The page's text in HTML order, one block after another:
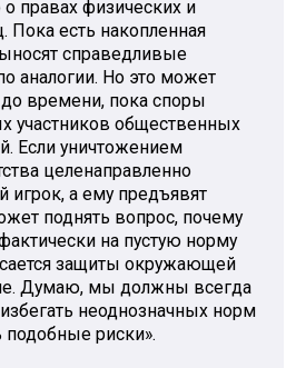
о правах физических и
Пока есть накопленная
справедливые
аналогии. Но это может
времени, пока споры
участников общественных
Если уничтожением
целенаправленно
игрок, а ему предъявят
поднять вопрос, почему
на пустую норму
защиты окружающей
Думаю, мы должны всегда
неоднозначных норм
риски».